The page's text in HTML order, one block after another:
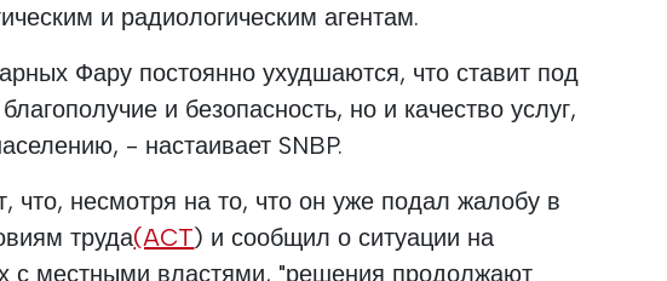
и радиологическим агентам.
Фару постоянно ухудшаются, что ставит под
и безопасность, но и качество услуг,
- настаивает SNBP.
что, несмотря на то, что он уже подал жалобу в
труда(ACT) и сообщил о ситуации на
с местными властями, "решения продолжают